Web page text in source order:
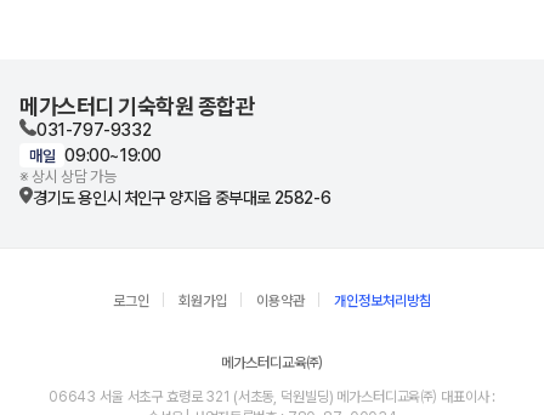
메가스터디 기숙학원 종합관
031-797-9332
매일 09:00~19:00
※ 상시 상담 가능
경기도 용인시 처인구양지읍 중부대로 2582-6
로그인 회원가입 이용약관 개인정보처리방침
메가스터디교육㈜
06643 서울 서초구 효령로 321 (서초동, 덕원빌딩) 메가스터디교육㈜ 대표이사 :